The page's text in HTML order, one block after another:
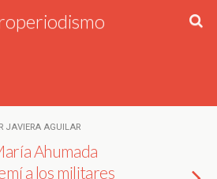
JAVIERA AGUILAR
Ahumada
a los militares